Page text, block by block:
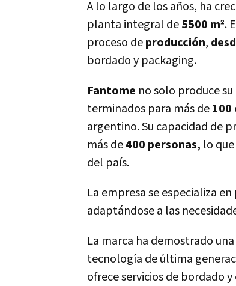
A lo largo de los años, ha
planta integral de5500 m².
proceso deproducción,
bordado y packaging.
Fantome no solo produce
terminados para más de100
argentino. Su capacidad de
más de400 personas, lo
del país.
La empresa se especializa en
adaptándose a las
La marca ha demostrado
tecnología de última
ofrece servicios de bordado